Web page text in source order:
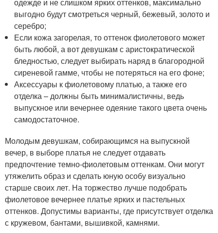
выгодно будут смотреться черный, бежевый, золото и
серебро;
Если кожа загорелая, то оттенок фиолетового может
быть любой, а вот девушкам с аристократической
бледностью, следует выбирать наряд в благородной
сиреневой гамме, чтобы не потеряться на его фоне;
Аксессуары к фиолетовому платью, а также его
отделка – должны быть минималистичны, ведь
выпускное или вечернее одеяние такого цвета очень
самодостаточное.
Молодым девушкам, собирающимся на выпускной
вечер, в выборе платья не следует отдавать
предпочтение темно-фиолетовым оттенкам. Они могут
утяжелить образ и сделать юную особу визуально
старше своих лет. На торжество лучше подобрать
фиолетовое вечернее платье ярких и пастельных
оттенков. Допустимы варианты, где присутствует отделка
с кружевом, бантами, вышивкой, камнями.